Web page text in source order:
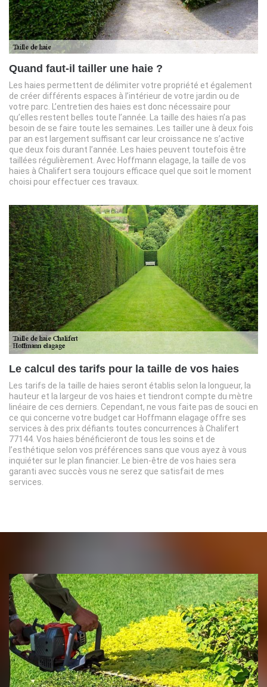
Quand faut-il tailler une haie ?
Les haies permettent de délimiter votre propriété et également
de créer différents espaces à l’intérieur de votre jardin ou de
votre parc. L’entretien des haies est donc nécessaire pour
qu’elles restent belles toute l’année. La taille des haies n’a pas
besoin de se faire toute les semaines. Les tailler une à deux fois
par an est largement suffisant car leur croissance ne s’active
que deux fois durant l’année. Les haies peuvent toutefois être
taillées régulièrement. Avec Hoffmann elagage, la taille de vos
haies à Chalifert sera toujours efficace quel que soit le moment
choisi pour effectuer ces travaux.
Le calcul des tarifs pour la taille de vos haies
Les tarifs de la taille de haies seront établis selon la longueur, la
hauteur et la largeur de vos haies et tiendront compte du mètre
linéaire de ces derniers. Cependant, ne vous faite pas de souci en
ce qui concerne votre budget car Hoffmann elagage offre ses
services à des prix défiants toutes concurrences à Chalifert
77144. Vos haies bénéficieront de tous les soins et de
l’esthétique selon vos préférences sans que vous ayez à vous
inquiéter sur le plan financier. Le bien-être de vos haies sera
garanti avec succès vous ne serez que satisfait de mes
services.